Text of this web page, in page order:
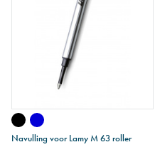
Navulling voor Lamy M 63 roller